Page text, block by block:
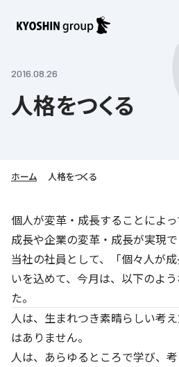
会社案内
企業理念
社長挨拶
会社概要／組織図
Company’s Profile
沿革
社歌
学習塾
学習塾について
語学学習
育児・暮らし
京進グループの事業所
京進グループについて
お客さま満足度向上の取り組み
労働環境向上の取り組み
CSRレポート
社会貢献活動
株主・投資家向け情報
株主・投資家向け情報
株主・株式関連情報
株主・投資家の皆さまへ
ビジョン／経営方針
採用情報
採用情報
京進リクルートInstagram
お問い合わせ
利用規約
個人情報保護方針
特別警報発令時の授業について
2016.08.26
人格をつくる
ホーム 人格をつくる
個人が変革・成長することによ
成長や企業の変革・成長が実現で
当社の社員として、「個々人が
いを込めて、今月は、以下のよ
た。
人は、生まれつき素晴らしい考
はありません。
人は、あらゆるところで学び、